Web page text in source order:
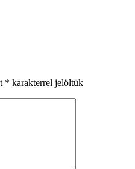
* karakterrel jelöltük